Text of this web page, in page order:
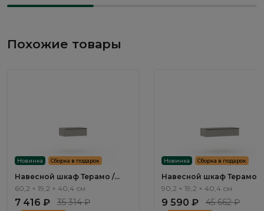
Похожие товары
Новинка Сборка в подарок
Навесной шкаф Терамо /
Teramo TA541.2
60,2 × 19,2 × 40,4 см
7 416 ₽ 35 314 ₽
Новинка Сборка в подарок
Навесной шкаф Терамо /
Teramo TA543.2
90,2 × 19,2 × 40,4 см
9 590 ₽ 45 662 ₽